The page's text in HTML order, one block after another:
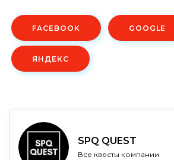
FACEBOOK GOOGLE
ЯНДЕКС
SPQ QUEST
Все квесты компании